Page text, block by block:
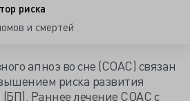
риска
и смертей
апноэ во сне (СОАС) связан
риска развития
Раннее лечение СОАС с